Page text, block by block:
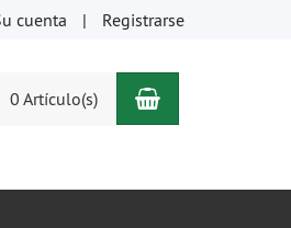
cuenta Registrarse
0 Artículo(s) Carro de